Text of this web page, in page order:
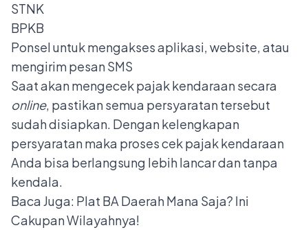
STNK
BPKB
Ponsel untuk mengakses aplikasi, website, atau
mengirim pesan SMS
Saat akan mengecek pajak kendaraan secara
online, pastikan semua persyaratan tersebut
sudah disiapkan. Dengan kelengkapan
persyaratan maka proses cek pajak kendaraan
Anda bisa berlangsung lebih lancar dan tanpa
kendala.
Baca Juga: Plat BA Daerah Mana Saja? Ini
Cakupan Wilayahnya!